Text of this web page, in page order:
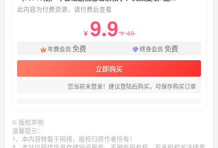
此内容为付费资源，请付费后查看
￥ 9.9￥49
年费会员 免费 终身会员 免费
立即购买
您当前未登录！建议登陆后购买，可保存购买订单
© 版权声明
温馨提示：
1、本内容转载于网络，版权归原作者所有！